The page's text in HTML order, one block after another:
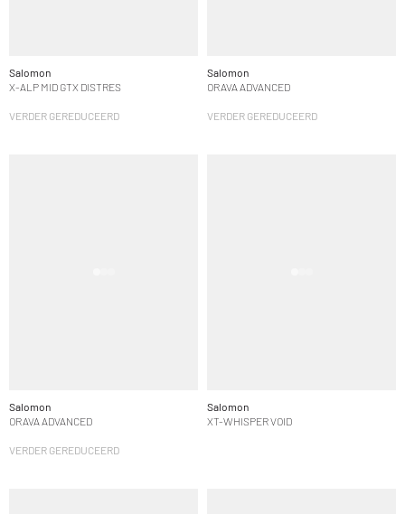
Salomon
X-ALP MID GTX DISTRES
VERDER GEREDUCEERD
Salomon
ORAVA ADVANCED
VERDER GEREDUCEERD
Salomon
ORAVA ADVANCED
VERDER GEREDUCEERD
Salomon
XT-WHISPER VOID